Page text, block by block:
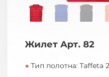
Жилет Арт. 82
● Тип полотна: Taffeta